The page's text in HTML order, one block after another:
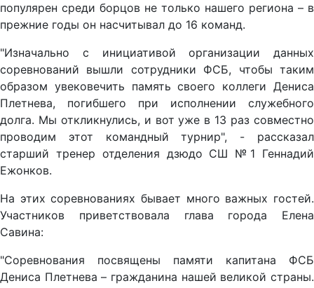
популярен среди борцов не только нашего региона – в
прежние годы он насчитывал до 16 команд.
"Изначально с инициативой организации данных
соревнований вышли сотрудники ФСБ, чтобы таким
образом увековечить память своего коллеги Дениса
Плетнева, погибшего при исполнении служебного
долга. Мы откликнулись, и вот уже в 13 раз совместно
проводим этот командный турнир", - рассказал
старший тренер отделения дзюдо СШ №1 Геннадий
Ежонков.
На этих соревнованиях бывает много важных гостей.
Участников приветствовала глава города Елена
Савина:
"Соревнования посвящены памяти капитана ФСБ
Дениса Плетнева – гражданина нашей великой страны.